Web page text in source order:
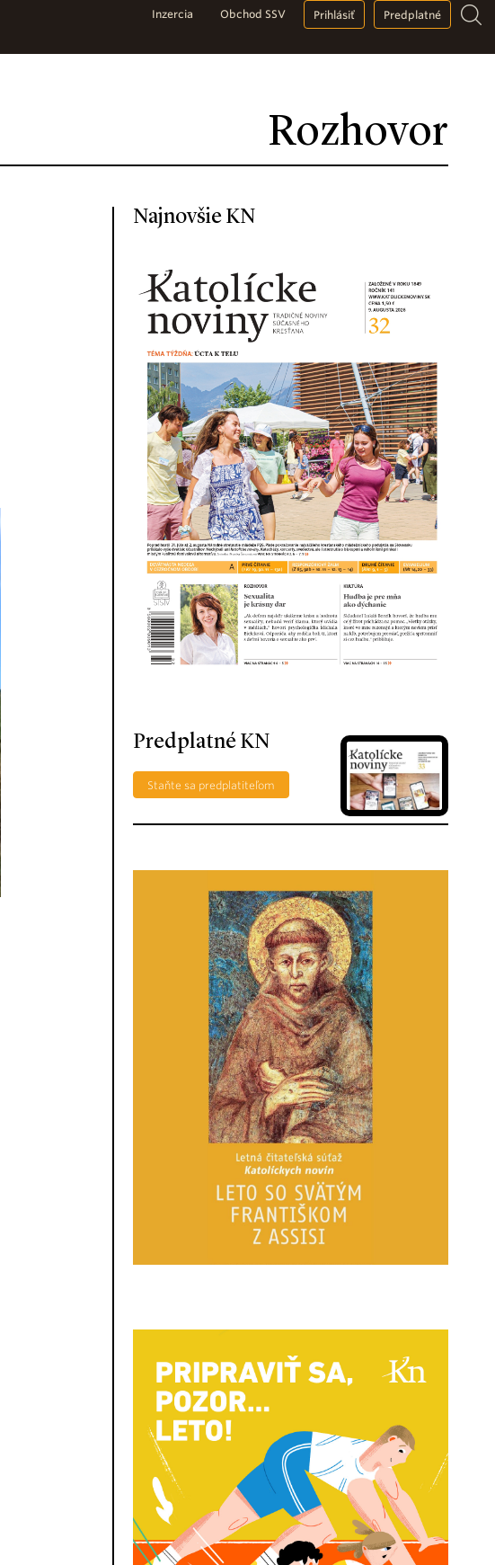
Rozhovor
Inzercia Obchod SSV Prihlásiť Predplatné
Najnovšie KN
Predplatné KN
Staňte sa predplatiteľom